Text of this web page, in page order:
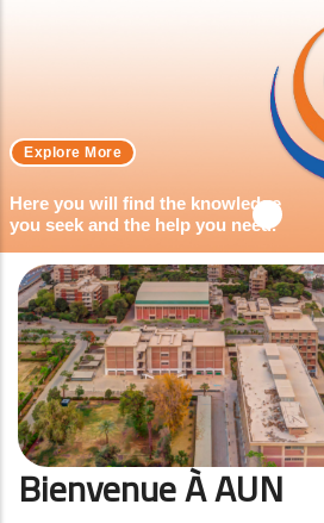
Here you will find the knowledge
you seek and the help you need.
Explore More
Bienvenue À AUN